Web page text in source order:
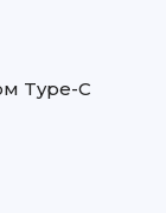
Type-C